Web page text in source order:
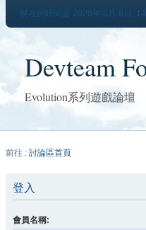
現在的時間是 2026年 8月 8日,
Devteam
Evolution系列遊戲論壇
前往 : 討論區首頁
登入
會員名稱: